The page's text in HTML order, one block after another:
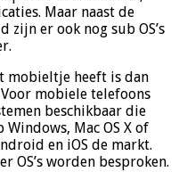
Maar naast de
zijn er ook nog sub OS’s
mobieltje heeft is dan
mobiele telefoons
beschikbaar die
Mac OS X of
en iOS de markt.
OS’s worden besproken.